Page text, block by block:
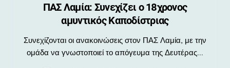
ΠΑΣ Λαμία: Συνεχίζει ο 18χρονος
αμυντικός Καποδίστριας
Συνεχίζονται οι ανακοινώσεις στον ΠΑΣ Λαμία, με την
ομάδα να γνωστοποιεί το απόγευμα της Δευτέρας...